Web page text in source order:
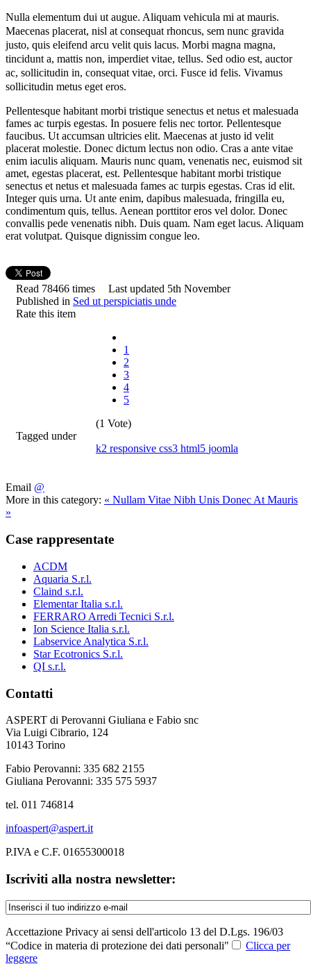
Nulla elementum dui ut augue. Aliquam vehicula mi at mauris.
Maecenas placerat, nisl at consequat rhoncus, sem nunc gravida
justo, quis eleifend arcu velit quis lacus. Morbi magna magna,
tincidunt a, mattis non, imperdiet vitae, tellus. Sed odio est, auctor
ac, sollicitudin in, consequat vitae, orci. Fusce id felis. Vivamus
sollicitudin metus eget eros.
Pellentesque habitant morbi tristique senectus et netus et malesuada
fames ac turpis egestas. In posuere felis nec tortor. Pellentesque
faucibus. Ut accumsan ultricies elit. Maecenas at justo id velit
placerat molestie. Donec dictum lectus non odio. Cras a ante vitae
enim iaculis aliquam. Mauris nunc quam, venenatis nec, euismod sit
amet, egestas placerat, est. Pellentesque habitant morbi tristique
senectus et netus et malesuada fames ac turpis egestas. Cras id elit.
Integer quis urna. Ut ante enim, dapibus malesuada, fringilla eu,
condimentum quis, tellus. Aenean porttitor eros vel dolor. Donec
convallis pede venenatis nibh. Duis quam. Nam eget lacus. Aliquam
erat volutpat. Quisque dignissim congue leo.
Read 78466 times
Last updated 5th November
Published in Sed ut perspiciatis unde
Rate this item
1
2
3
4
5
(1 Vote)
Tagged under
k2 responsive css3 html5 joomla
Email @
More in this category: « Nullam Vitae Nibh Unis Donec At Mauris
»
Case rappresentate
ACDM
Aquaria S.r.l.
Claind s.r.l.
Elementar Italia s.r.l.
FERRARO Arredi Tecnici S.r.l.
Ion Science Italia s.r.l.
Labservice Analytica S.r.l.
Star Ecotronics S.r.l.
QI s.r.l.
Contatti
ASPERT di Perovanni Giuliana e Fabio snc
Via Luigi Cibrario, 124
10143 Torino
Fabio Perovanni: 335 682 2155
Giuliana Perovanni: 335 575 5937
tel. 011 746814
infoaspert@aspert.it
P.IVA e C.F. 01655300018
Iscriviti alla nostra newsletter:
Accettazione Privacy ai sensi dell'articolo 13 del D.Lgs. 196/03
“Codice in materia di protezione dei dati personali"
Clicca per
leggere